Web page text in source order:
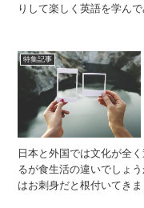
りして楽しく英語を学ん
特集記事
日本と外国では文化が全
るが食生活の違いでしょ
はお刺身だと根付いてき